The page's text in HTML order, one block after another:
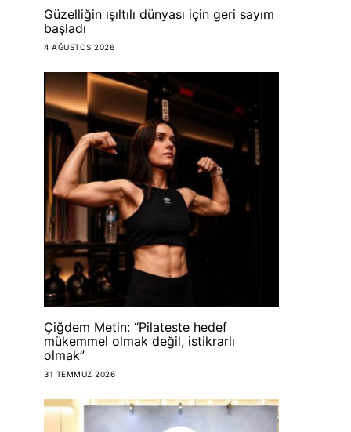
Güzelliğin ışıltılı dünyası için geri sayım
başladı
4 AĞUSTOS 2026
Çiğdem Metin: “Pilateste hedef
mükemmel olmak değil, istikrarlı
olmak”
31 TEMMUZ 2026